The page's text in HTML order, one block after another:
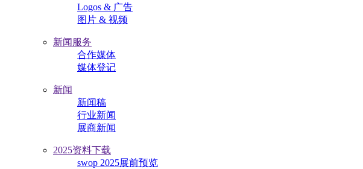
Logos & 广告
图片 & 视频
新闻服务
合作媒体
媒体登记
新闻
新闻稿
行业新闻
展商新闻
2025资料下载
swop 2025展前预览